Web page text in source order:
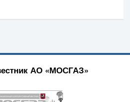
АО «МОСГАЗ»